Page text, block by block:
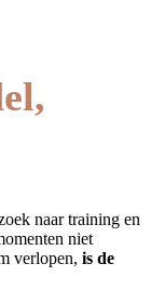
naar training en
niet
verlopen, is de